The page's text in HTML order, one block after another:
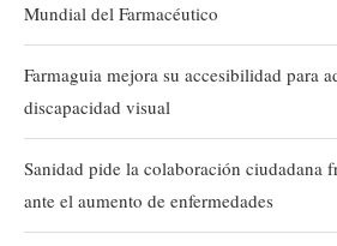
Mundial del Farmacéutico
Farmaguia mejora su accesibilidad para
discapacidad visual
Sanidad pide la colaboración ciudadana
ante el aumento de enfermedades